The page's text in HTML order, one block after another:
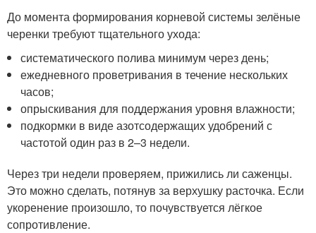
До момента формирования корневой системы зелёные
черенки требуют тщательного ухода:
систематического полива минимум через день;
ежедневного проветривания в течение нескольких
часов;
опрыскивания для поддержания уровня влажности;
подкормки в виде азотсодержащих удобрений с
частотой один раз в 2–3 недели.
Через три недели проверяем, прижились ли саженцы.
Это можно сделать, потянув за верхушку расточка. Если
укоренение произошло, то почувствуется лёгкое
сопротивление.